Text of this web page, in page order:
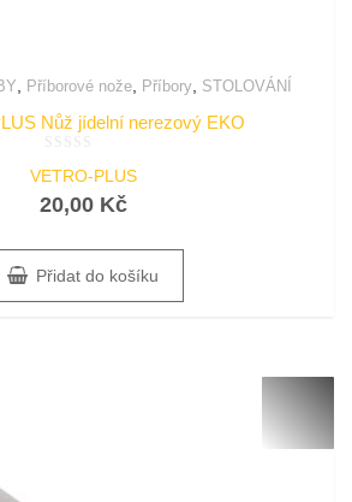
Příborové nože Příbory STOLOVÁNÍ
Nůž jídelní nerezový EKO
0
5
VETRO-PLUS
20,00 Kč
Přidat do košíku